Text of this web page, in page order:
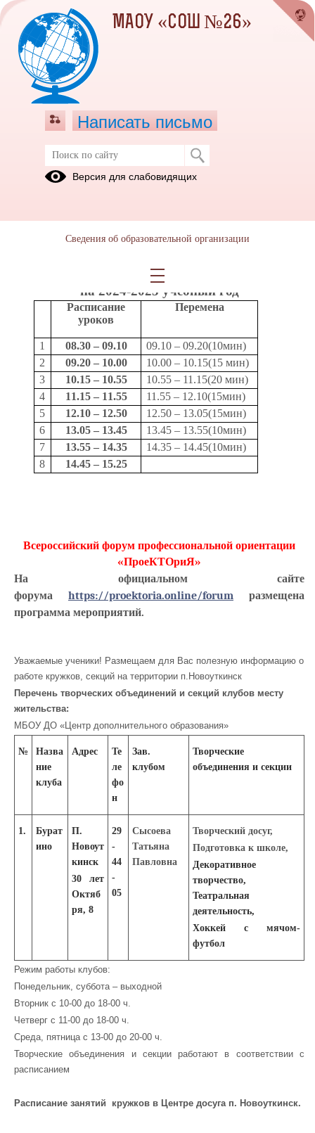
Ученикам
Расписание звонков в МАОУ «СОШ №26»
на 2024-2025 учебный год
Расписание
уроков
Перемена
1 08.30 – 09.10
09.10 – 09.20(10мин)
2
09.20 – 10.00
10.00 – 10.15(15 мин)
3
10.15 – 10.55
10.55 – 11.15(20 мин)
4
11.15 – 11.55
11.55 – 12.10(15мин)
5
12.10 – 12.50
12.50 – 13.05(15мин)
6
13.05 – 13.45
13.45 – 13.55(10мин)
7
13.55 – 14.35
14.35 – 14.45(10мин)
8
14.45 – 15.25
Всероссийский форум профессиональной ориентации
«ПроеКТОриЯ»
На официальном сайте
форума https://proektoria.online/forum размещена
программа мероприятий.
Уважаемые ученики! Размещаем для Вас полезную информацию о
работе кружков, секций на территории п.Новоуткинск
Перечень творческих объединений и секций клубов месту
жительства:
МБОУ ДО «Центр дополнительного образования»
№
Назва
ние
клуба
Адрес
Те
ле
фо
н
Зав.
клубом
Творческие
объединения и секции
1.
Бурат
ино
П.
Новоут
кинск
30 лет
Октяб
ря, 8
29
-
44
-
05
Сысоева
Татьяна
Павловна
Творческий досуг,
Подготовка к школе,
Декоративное
творчество,
Театральная
деятельность,
Хоккей с мячом-
футбол
Режим работы клубов:
Понедельник, суббота – выходной
Вторник с 10-00 до 18-00 ч.
Четверг с 11-00 до 18-00 ч.
Среда, пятница с 13-00 до 20-00 ч.
Творческие объединения и секции работают в соответствии с
расписанием
Расписание занятий кружков в Центре досуга п. Новоуткинск.
МАОУ «СОШ №26»
Написать письмо
Версия для слабовидящих
Сведения об образовательной организации